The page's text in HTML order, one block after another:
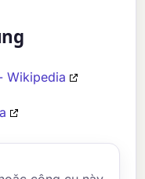
Wikipedia